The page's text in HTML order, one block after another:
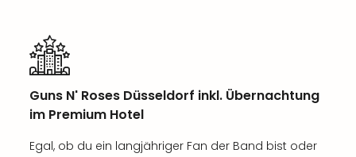
Guns N' Roses Düsseldorf inkl. Übernachtung
im Premium Hotel
Egal, ob du ein langjähriger Fan der Band bist oder